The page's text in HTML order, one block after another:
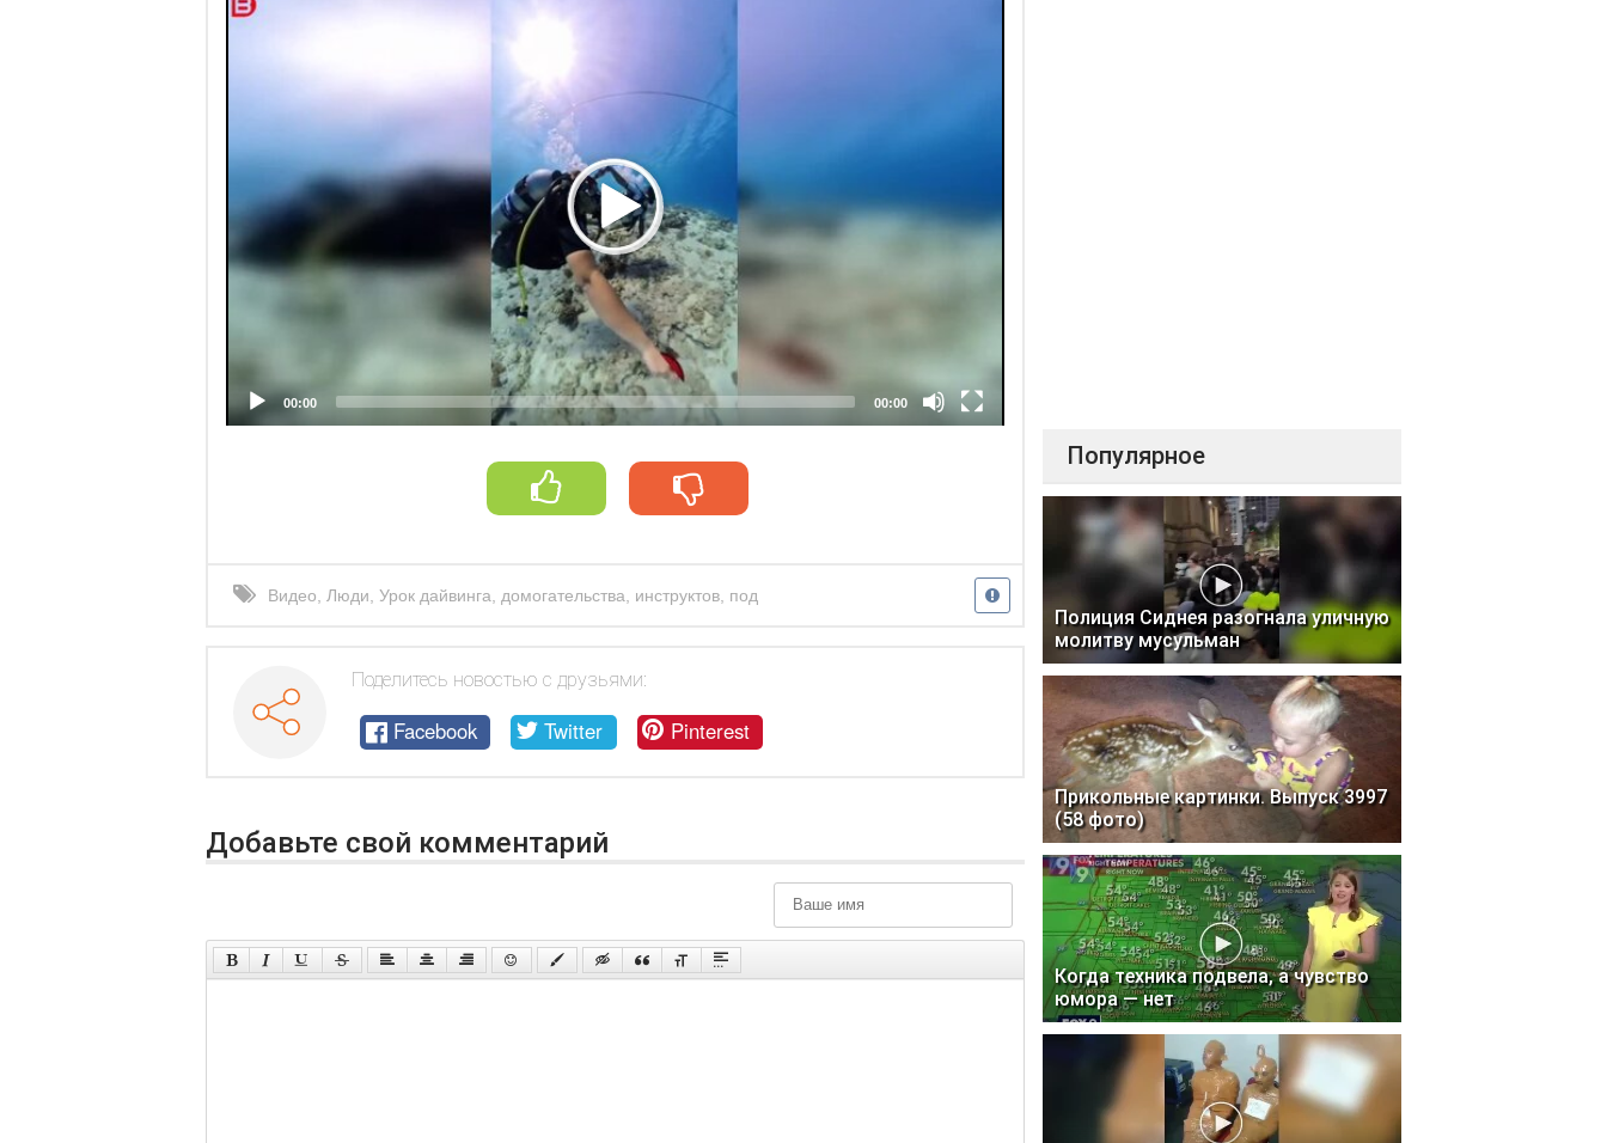
Player
00:00 00:00
Видео Люди Урок дайвинга домогательства инструктов под
Поделитесь новостью с друзьями:
Facebook Twitter Pinterest
Добавьте свой комментарий
Популярное
Полиция Сиднея разогнала уличную
молитву мусульман
Прикольные картинки. Выпуск 3997
(58 фото)
Когда техника подвела, а чувство
юмора — нет